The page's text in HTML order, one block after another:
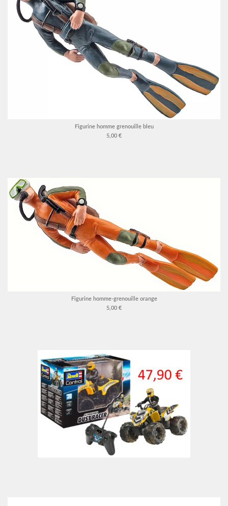
Figurine homme grenouille bleu
5,00 €
Figurine homme-grenouille orange
5,00 €